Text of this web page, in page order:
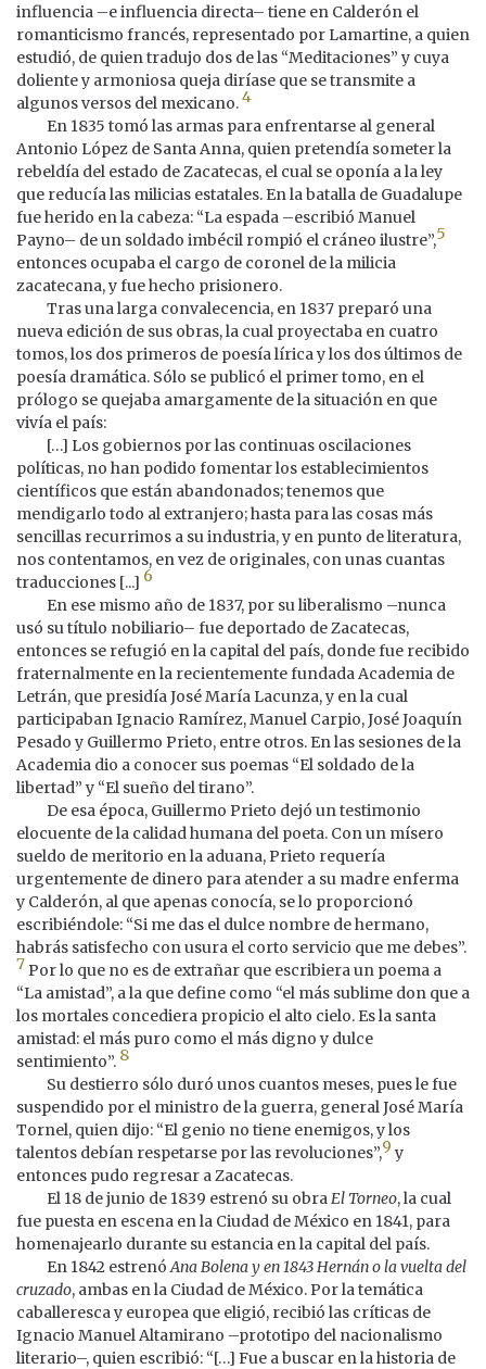
influencia –e influencia directa– tiene en Calderón el
romanticismo francés, representado por Lamartine, a quien
estudió, de quien tradujo dos de las “Meditaciones” y cuya
doliente y armoniosa queja diríase que se transmite a
algunos versos del mexicano.4
En 1835 tomó las armas para enfrentarse al general
Antonio López de Santa Anna, quien pretendía someter la
rebeldía del estado de Zacatecas, el cual se oponía a la ley
que reducía las milicias estatales. En la batalla de Guadalupe
fue herido en la cabeza: “La espada –escribió Manuel
Payno– de un soldado imbécil rompió el cráneo ilustre”,5
entonces ocupaba el cargo de coronel de la milicia
zacatecana, y fue hecho prisionero.
Tras una larga convalecencia, en 1837 preparó una
nueva edición de sus obras, la cual proyectaba en cuatro
tomos, los dos primeros de poesía lírica y los dos últimos de
poesía dramática. Sólo se publicó el primer tomo, en el
prólogo se quejaba amargamente de la situación en que
vivía el país:
[…] Los gobiernos por las continuas oscilaciones
políticas, no han podido fomentar los establecimientos
científicos que están abandonados; tenemos que
mendigarlo todo al extranjero; hasta para las cosas más
sencillas recurrimos a su industria, y en punto de literatura,
nos contentamos, en vez de originales, con unas cuantas
traducciones [...] 6
En ese mismo año de 1837, por su liberalismo –nunca
usó su título nobiliario– fue deportado de Zacatecas,
entonces se refugió en la capital del país, donde fue recibido
fraternalmente en la recientemente fundada Academia de
Letrán, que presidía José María Lacunza, y en la cual
participaban Ignacio Ramírez, Manuel Carpio, José Joaquín
Pesado y Guillermo Prieto, entre otros. En las sesiones de la
Academia dio a conocer sus poemas “El soldado de la
libertad” y “El sueño del tirano”.
De esa época, Guillermo Prieto dejó un testimonio
elocuente de la calidad humana del poeta. Con un mísero
sueldo de meritorio en la aduana, Prieto requería
urgentemente de dinero para atender a su madre enferma
y Calderón, al que apenas conocía, se lo proporcionó
escribiéndole: “Si me das el dulce nombre de hermano,
habrás satisfecho con usura el corto servicio que me debes”.
7Por lo que no es de extrañar que escribiera un poema a
“La amistad”, a la que define como “el más sublime don que a
los mortales concediera propicio el alto cielo. Es la santa
amistad: el más puro como el más digno y dulce
sentimiento”. 8
Su destierro sólo duró unos cuantos meses, pues le fue
suspendido por el ministro de la guerra, general José María
Tornel, quien dijo: “El genio no tiene enemigos, y los
talentos debían respetarse por las revoluciones”,9y
entonces pudo regresar a Zacatecas.
El 18 de junio de 1839 estrenó su obraEl Torneo, la cual
fue puesta en escena en la Ciudad de México en 1841, para
homenajearlo durante su estancia en la capital del país.
En 1842 estrenóAna Bolena y en 1843 Hernán o la vuelta del
cruzado, ambas en la Ciudad de México. Por la temática
caballeresca y europea que eligió, recibió las críticas de
Ignacio Manuel Altamirano –prototipo del nacionalismo
literario–, quien escribió: “[…] Fue a buscar en la historia de